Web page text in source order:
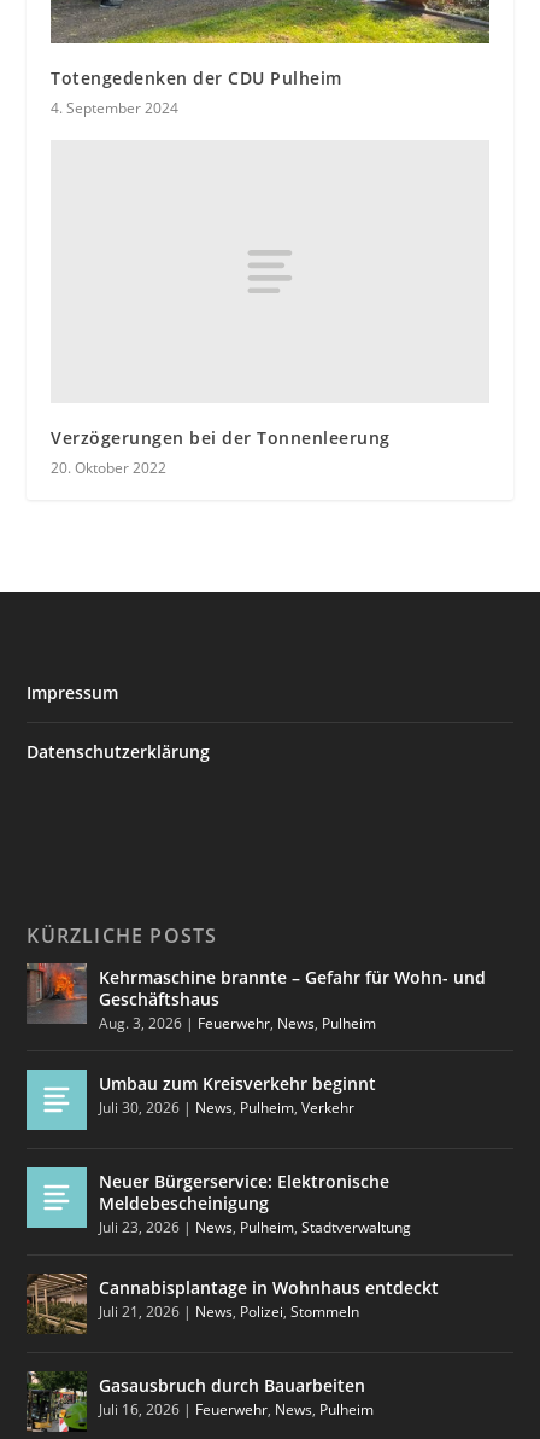
Totengedenken der CDU Pulheim
4. September 2024
Verzögerungen bei der Tonnenleerung
20. Oktober 2022
Impressum
Datenschutzerklärung
KÜRZLICHE POSTS
Kehrmaschine brannte – Gefahr für Wohn- und
Geschäftshaus
Aug. 3, 2026 | Feuerwehr, News, Pulheim
Umbau zum Kreisverkehr beginnt
Juli 30, 2026 | News, Pulheim,Verkehr
Neuer Bürgerservice: Elektronische
Meldebescheinigung
Juli 23, 2026 | News, Pulheim,Stadtverwaltung
Cannabisplantage in Wohnhaus entdeckt
Juli 21, 2026 | News, Polizei,Stommeln
Gasausbruch durch Bauarbeiten
Juli 16, 2026 | Feuerwehr, News, Pulheim